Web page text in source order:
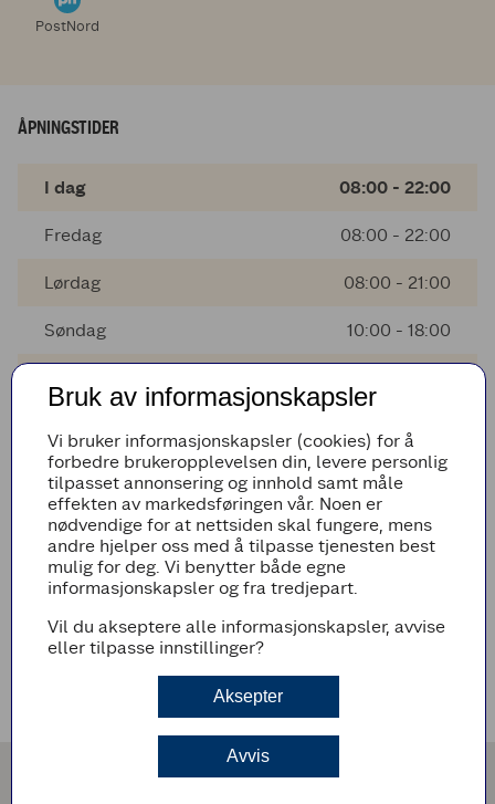
PostNord
ÅPNINGSTIDER
I dag 08:00 - 22:00
Fredag 08:00 - 22:00
Lørdag 08:00 - 21:00
Søndag 10:00 - 18:00
Onsdag 08:00 - 22:00
Torsdag 08:00 - 22:00
AVVIKENDE ÅPNINGSTIDER
Det er ingen avvikende åpningstider i nærmeste fremtid
Bruk av informasjonskapsler
Vi bruker informasjonskapsler (cookies) for å
forbedre brukeropplevelsen din, levere personlig
tilpasset annonsering og innhold samt måle
effekten av markedsføringen vår. Noen er
nødvendige for at nettsiden skal fungere, mens
andre hjelper oss med å tilpasse tjenesten best
mulig for deg. Vi benytter både egne
informasjonskapsler og fra tredjepart.
Vil du akseptere alle informasjonskapsler, avvise
eller tilpasse innstillinger?
Aksepter
Avvis